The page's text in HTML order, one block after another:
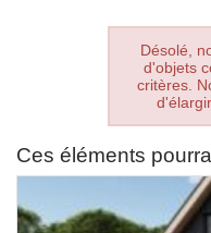
Désolé,
d'objets
critères.
Ces éléments